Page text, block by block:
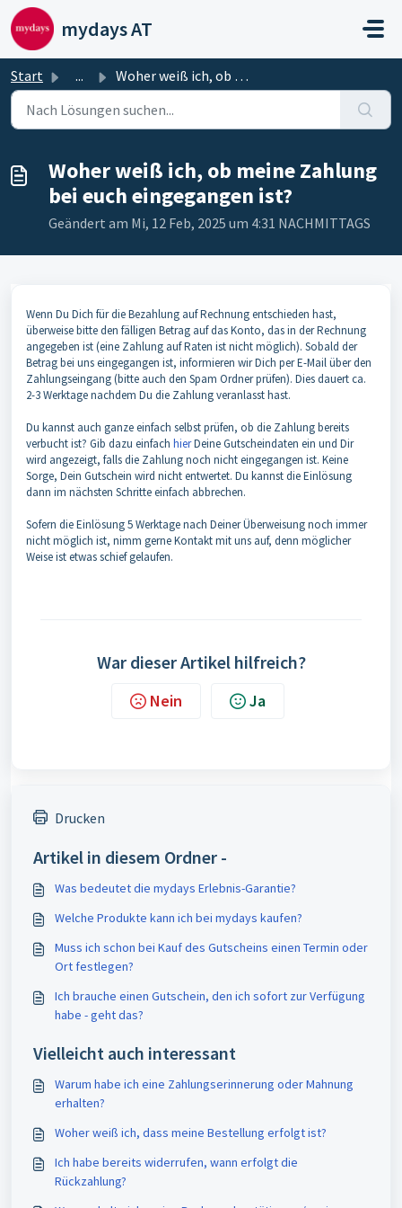
Zum hauptsächlichen Inhalt gehen
mydays AT
Start ... Woher weiß ich, ob meine Zahlung bei euch eingegangen ist?
Woher weiß ich, ob meine Zahlung
bei euch eingegangen ist?
Geändert am Mi, 12 Feb, 2025 um 4:31 NACHMITTAGS
Wenn Du Dich für die Bezahlung auf Rechnung entschieden hast,
überweise bitte den fälligen Betrag auf das Konto, das in der Rechnung
angegeben ist (eine Zahlung auf Raten ist nicht möglich). Sobald der
Betrag bei uns eingegangen ist, informieren wir Dich per E-Mail über den
Zahlungseingang (bitte auch den Spam Ordner prüfen). Dies dauert ca.
2-3 Werktage nachdem Du die Zahlung veranlasst hast.
Du kannst auch ganze einfach selbst prüfen, ob die Zahlung bereits
verbucht ist? Gib dazu einfach hierDeine Gutscheindaten ein und Dir
wird angezeigt, falls die Zahlung noch nicht eingegangen ist. Keine
Sorge, Dein Gutschein wird nicht entwertet. Du kannst die Einlösung
dann im nächsten Schritte einfach abbrechen.
Sofern die Einlösung 5 Werktage nach Deiner Überweisung noch immer
nicht möglich ist, nimm gerne Kontakt mit uns auf, denn möglicher
Weise ist etwas schief gelaufen.
War dieser Artikel hilfreich?
Nein Ja
Drucken
Artikel in diesem Ordner -
Was bedeutet die mydays Erlebnis-Garantie?
Welche Produkte kann ich bei mydays kaufen?
Muss ich schon bei Kauf des Gutscheins einen Termin oder
Ort festlegen?
Ich brauche einen Gutschein, den ich sofort zur Verfügung
habe - geht das?
Vielleicht auch interessant
Warum habe ich eine Zahlungserinnerung oder Mahnung
erhalten?
Woher weiß ich, dass meine Bestellung erfolgt ist?
Ich habe bereits widerrufen, wann erfolgt die
Rückzahlung?